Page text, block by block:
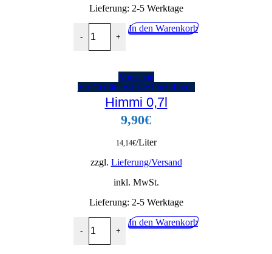
Lieferung: 2-5 Werktage
-
Kornfetti 16 x 20 ml Menge
+
In den Warenkorb
Vorschau
zur Getränke-Liste hinzufügen
Himmi 0,7l
9,90€
14,14€/Liter
zzgl. Lieferung/Versand
inkl. MwSt.
Lieferung: 2-5 Werktage
-
Himmi 0,7l Menge
+
In den Warenkorb